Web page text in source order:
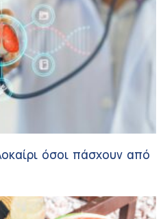
όσοι πάσχουν από